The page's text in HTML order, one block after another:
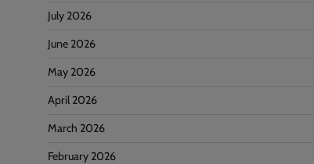
July 2026
June 2026
May 2026
April 2026
March 2026
February 2026